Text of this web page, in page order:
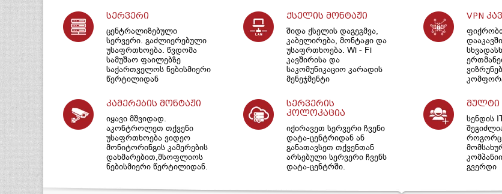
სერვერი
ცენტრალიზებული
სერვერი. გაძლიერებული
უსაფრთხოება. წვდომა
სამუშაო ფაილებზე
საქართველოს ნებისმიერი
წერტილიდან
ქსელის მონტაჟი
შიდა ქსელის დაგეგმვა,
კაბელირება, მონტაჟი და
უსაფრთხოება. Wi - Fi
კავშირისა და
საკომუნიკაციო კარადის
მენეჯმენტი
VPN
კამერების მონტაჟი
იყავი მშვიდად.
აკონტროლეთ თქვენი
უსაფრთხოება ვიდეო
მონიტორინგის კამერების
დახმარებით,მსოფლიოს
ნებისმიერი წერტილიდან.
სერვერის
კოლოკაცია
იქირავეთ სერვერი ჩვენი
დატა-ცენტრიდან ან
განათავსეთ თქვენთან
არსებული სერვერი ჩვენს
დატა-ცენტრში.
მულტი
სენდის
როგორც
გვერდი